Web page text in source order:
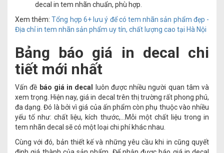
decal in tem nhãn chuẩn, phù hợp.
Xem thêm:Tổng hợp 6+ lưu ý để có tem nhãn sản phẩm đẹp -
Địa chỉ in tem nhãn sản phẩm uy tín, chất lượng cao tại Hà Nội
Bảng báo giá in decal chi
tiết mới nhất
Vấn đề báo giá in decal
luôn được nhiều người quan tâm và
xem trọng. Hiện nay, giá in decal trên thị trường rất phong phú,
đa dạng. Đó là bởi vì giá của ấn phẩm còn phụ thuộc vào nhiều
yếu tố như: chất liệu, kích thước,...Mỗi một chất liệu trong in
tem nhãn decal sẽ có một loại chi phí khác nhau.
Cùng với đó, bản thiết kế và những yêu cầu khi in cũng quyết